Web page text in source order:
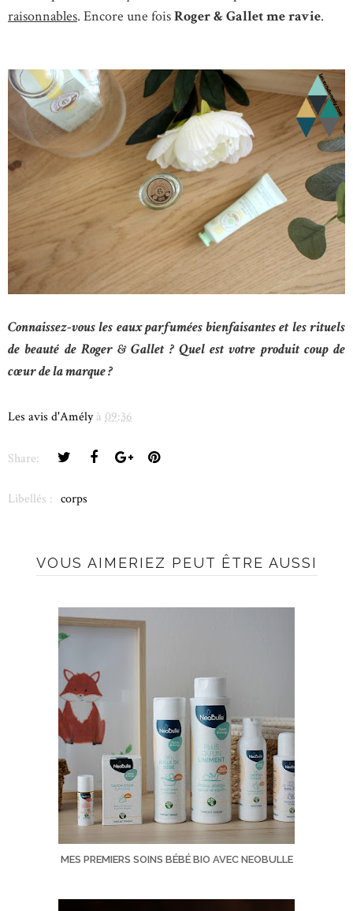
raisonnables. Encore une foisRoger & Gallet me ravie.
Connaissez-vous les eaux parfumées bienfaisantes et les rituels
de beauté de Roger & Gallet ? Quel est votre produit coup de
cœur de la marque ?
Les avis d'Amély à 09:36
Share:
Libellés : corps
VOUS AIMERIEZ PEUT ÊTRE AUSSI
MES PREMIERS SOINS BÉBÉ BIO AVEC NEOBULLE